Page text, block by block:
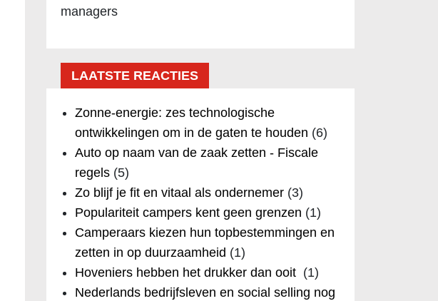
managers
LAATSTE REACTIES
Zonne-energie: zes technologische
ontwikkelingen om in de gaten te houden (6)
Auto op naam van de zaak zetten - Fiscale
regels(5)
Zo blijf je fit en vitaal als ondernemer(3)
Populariteit campers kent geen grenzen (1)
Camperaars kiezen hun topbestemmingen en
zetten in op duurzaamheid (1)
Hoveniers hebben het drukker dan ooit (1)
Nederlands bedrijfsleven en social selling nog